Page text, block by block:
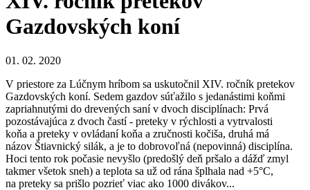
Gazdovských koní
01. 02. 2020
V priestore za Lúčnym hríbom sa uskutočnil XIV. ročník pretekov
Gazdovských koní. Sedem gazdov súťažilo s jedanástimi koňmi
zapriahnutými do drevených saní v dvoch disciplínach: Prvá
pozostávajúca z dvoch častí - preteky v rýchlosti a vytrvalosti
koňa a preteky v ovládaní koňa a zručnosti kočiša, druhá má
názov Štiavnický silák, a je to dobrovoľná (nepovinná) disciplína.
Hoci tento rok počasie nevyšlo (predošlý deň pršalo a dážď zmyl
takmer všetok sneh) a teplota sa už od rána šplhala nad +5°C,
na preteky sa prišlo pozrieť viac ako 1000 divákov...